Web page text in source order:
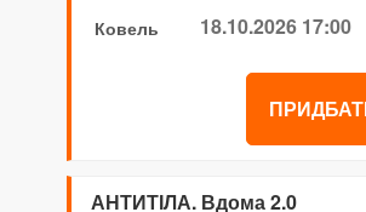
Ковель 18.10.2026 17:00
АНТИТІЛА. Вдома 2.0